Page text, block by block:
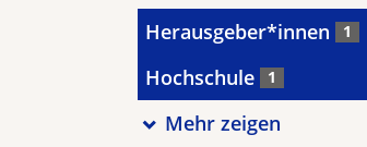
Herausgeber*innen 1
Hochschule 1
Mehr zeigen